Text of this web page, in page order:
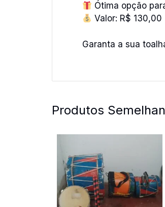
Ótima opção
Valor: R$ 130,00
Garanta a sua
Produtos